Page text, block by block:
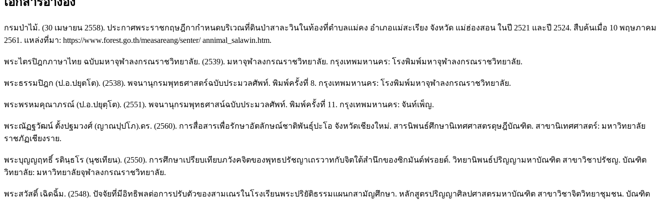
กรมป่าไม้. (30 เมษายน 2558). ประกาศพระราชกฤษฎีกากำหนดบริเวณที่ดินป่าสาละวินในท้องที่ตำบลแม่คง อำเภอแม่สะเรียง จังหวัด แม่ฮ่องสอน ในปี 2521 และปี 2524. สืบค้นเมื่อ 10 พฤษภาคม
2561. แหล่งที่มา: https://www.forest.go.th/measareang/senter/ annimal_salawin.htm.
พระไตรปิฎกภาษาไทย ฉบับมหาจุฬาลงกรณราชวิทยาลัย. (2539). มหาจุฬาลงกรณราชวิทยาลัย. กรุงเทพมหานคร: โรงพิมพ์มหาจุฬาลงกรณราชวิทยาลัย.
พระธรรมปิฎก (ป.อ.ปยุตโต). (2538). พจนานุกรมพุทธศาสตร์ฉบับประมวลศัพท์. พิมพ์ครั้งที่ 8. กรุงเทพมหานคร: โรงพิมพ์มหาจุฬาลงกรณราชวิทยาลัย.
พระพรหมคุณาภรณ์ (ป.อ.ปยุตฺโต). (2551). พจนานุกรมพุทธศาสน์ฉบับประมวลศัพท์. พิมพ์ครั้งที่ 11. กรุงเทพมหานคร: จันท์เพ็ญ.
พระณัฏฐวัฒน์ ตั้งปฐมวงศ์ (ญาณปฺปโภ).ดร. (2560). การสื่อสารเพื่อรักษาอัตลักษณ์ชาติพันธุ์ปะโอ จังหวัดเชียงใหม่. สารนิพนธ์ศึกษานิเทศศาสตรดุษฎีบัณฑิต. สาขานิเทศศาสตร์: มหาวิทยาลัย
ราชภัฏเชียงราย.
พระบุญญฤทธิ์ รตินฺธโร (นุชเทียน). (2550). การศึกษาเปรียบเทียบภวังคจิตของพุทธปรัชญาเถรวาทกับจิตใต้สำนึกของซิกมันด์ฟรอยด์. วิทยานิพนธ์ปริญญามหาบัณฑิต สาขาวิชาปรัชญ. บัณฑิต
วิทยาลัย: มหาวิทยาลัยจุฬาลงกรณราชวิทยาลัย.
พระสวัสดิ์ เฉิดฉิ้ม. (2548). ปัจจัยที่มีอิทธิพลต่อการปรับตัวของสามเณรในโรงเรียนพระปริยัติธรรมแผนกสามัญศึกษา. หลักสูตรปริญญาศิลปศาสตรมหาบัณฑิต สาขาวิชาจิตวิทยาชุมชน. บัณฑิต